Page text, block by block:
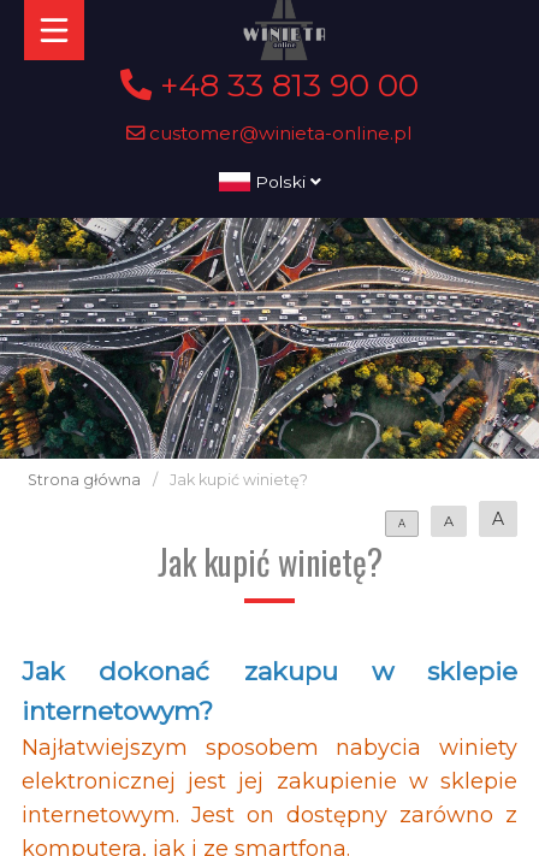
+48 33 813 90 00
customer@winieta-online.pl
Polski
Strona główna / Jak kupić winietę?
A A A
Jak kupić winietę?
Jak dokonać zakupu w sklepie
internetowym?
Najłatwiejszym sposobem nabycia winiety
elektronicznej jest jej zakupienie w sklepie
internetowym. Jest on dostępny zarówno z
komputera, jak i ze smartfona.